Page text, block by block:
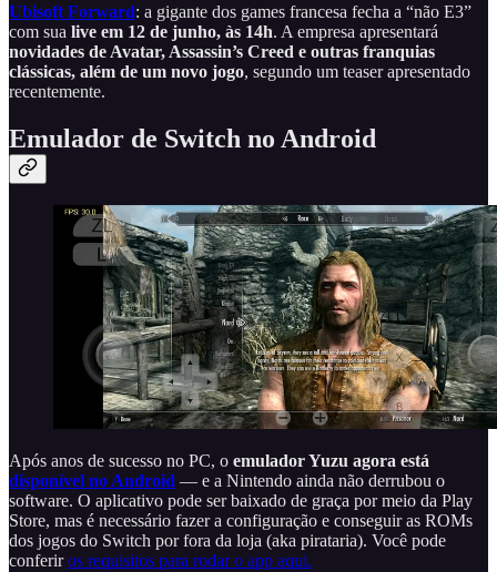
Ubisoft Forward: a gigante dos games francesa fecha a “não E3”
com sua live em 12 de junho, às 14h. A empresa apresentará
novidades de Avatar, Assassin’s Creed e outras franquias
clássicas, além de um novo jogo, segundo um teaser apresentado
recentemente.
Emulador de Switch no Android
Após anos de sucesso no PC, o emulador Yuzu agora está
disponível no Android — e a Nintendo ainda não derrubou o
software. O aplicativo pode ser baixado de graça por meio da Play
Store, mas é necessário fazer a configuração e conseguir as ROMs
dos jogos do Switch por fora da loja (aka pirataria). Você pode
conferiros requisitos para rodar o app aqui.